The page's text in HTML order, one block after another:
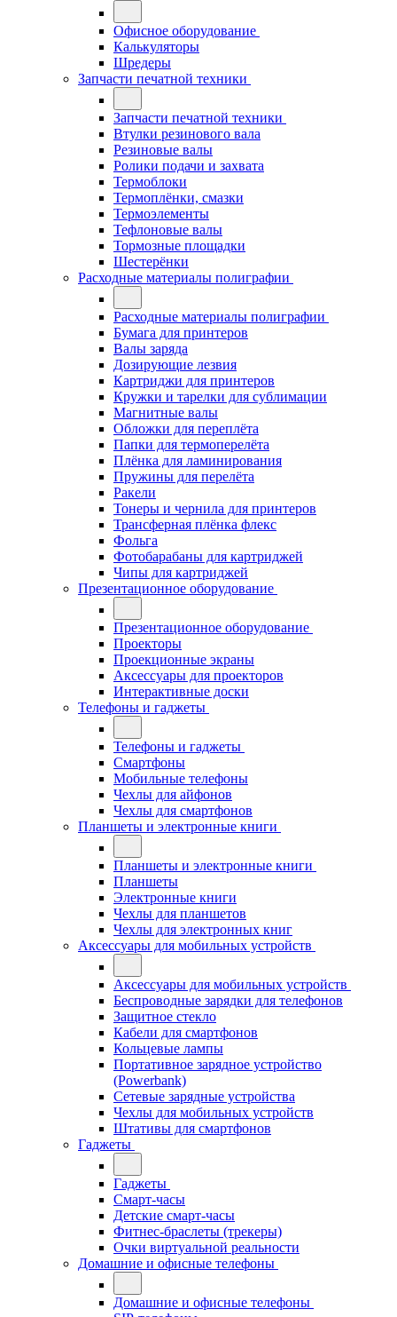
Офисное оборудование
Калькуляторы
Шредеры
Запчасти печатной техники
Запчасти печатной техники
Втулки резинового вала
Резиновые валы
Ролики подачи и захвата
Термоблоки
Термоплёнки, смазки
Термоэлементы
Тефлоновые валы
Тормозные площадки
Шестерёнки
Расходные материалы полиграфии
Расходные материалы полиграфии
Бумага для принтеров
Валы заряда
Дозирующие лезвия
Картриджи для принтеров
Кружки и тарелки для сублимации
Магнитные валы
Обложки для переплёта
Папки для термоперелёта
Плёнка для ламинирования
Пружины для перелёта
Ракели
Тонеры и чернила для принтеров
Трансферная плёнка флекс
Фольга
Фотобарабаны для картриджей
Чипы для картриджей
Презентационное оборудование
Презентационное оборудование
Проекторы
Проекционные экраны
Аксессуары для проекторов
Интерактивные доски
Телефоны и гаджеты
Телефоны и гаджеты
Смартфоны
Мобильные телефоны
Чехлы для айфонов
Чехлы для смартфонов
Планшеты и электронные книги
Планшеты и электронные книги
Планшеты
Электронные книги
Чехлы для планшетов
Чехлы для электронных книг
Аксессуары для мобильных устройств
Аксессуары для мобильных устройств
Беспроводные зарядки для телефонов
Защитное стекло
Кабели для смартфонов
Кольцевые лампы
Портативное зарядное устройство
(Powerbank)
Сетевые зарядные устройства
Чехлы для мобильных устройств
Штативы для смартфонов
Гаджеты
Гаджеты
Смарт-часы
Детские смарт-часы
Фитнес-браслеты (трекеры)
Очки виртуальной реальности
Домашние и офисные телефоны
Домашние и офисные телефоны